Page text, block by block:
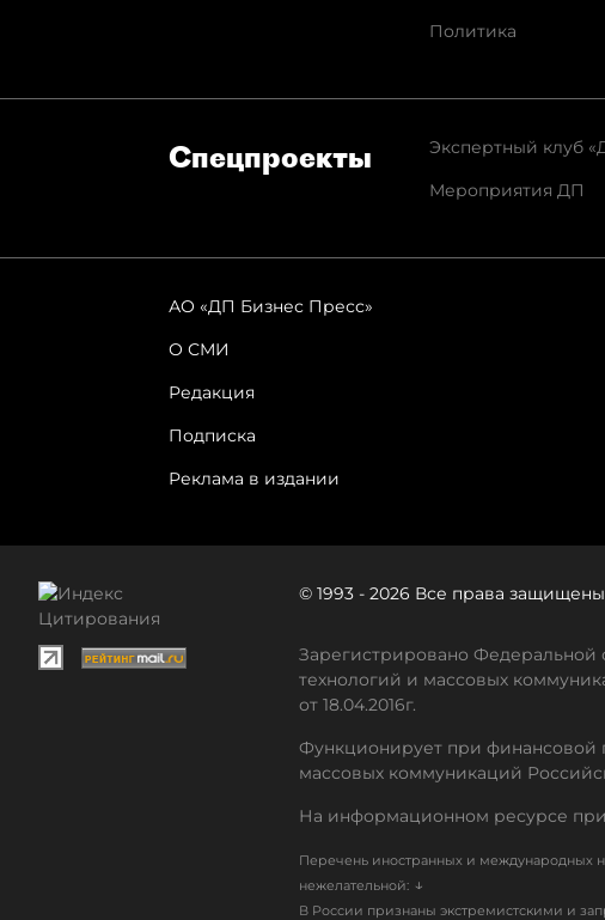
Политика
Спец­проекты
Экспертный клуб
Мероприятия ДП
АО «ДП Бизнес Пресс»
О СМИ
Редакция
Подписка
Реклама в издании
© 1993 - 2026 Все права
Зарегистрировано
технологий и массовых
от 18.04.2016г.
Функционирует при финансовой
массовых коммуникаций
На информационном ресурсе
Перечень иностранных и международных
нежелательной: ↓
В России признаны экстремистскими и